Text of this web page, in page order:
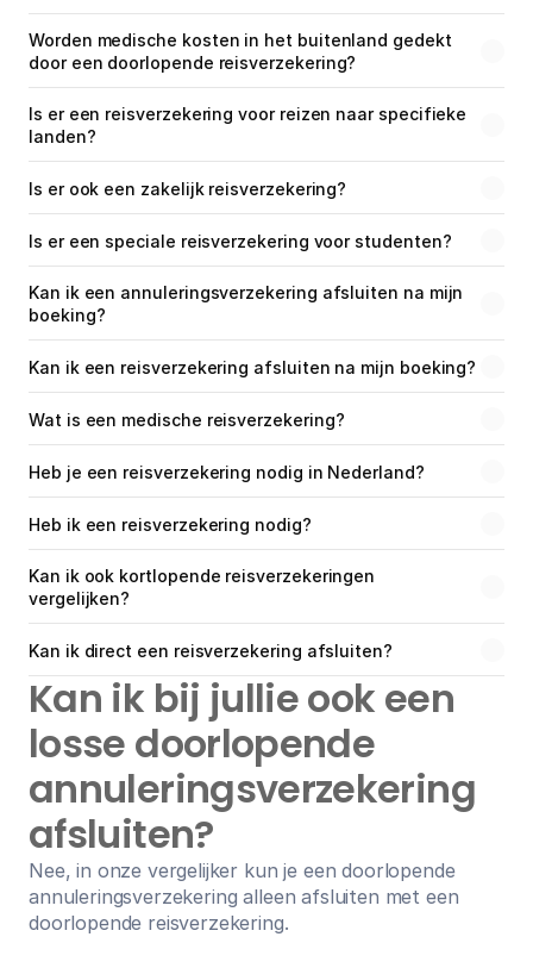
Worden medische kosten in het buitenland gedekt
door een doorlopende reisverzekering?
Is er een reisverzekering voor reizen naar specifieke
landen?
Is er ook een zakelijk reisverzekering?
Is er een speciale reisverzekering voor studenten?
Kan ik een annuleringsverzekering afsluiten na mijn
boeking?
Kan ik een reisverzekering afsluiten na mijn boeking?
Wat is een medische reisverzekering?
Heb je een reisverzekering nodig in Nederland?
Heb ik een reisverzekering nodig?
Kan ik ook kortlopende reisverzekeringen
vergelijken?
Kan ik direct een reisverzekering afsluiten?
Kan ik bij jullie ook een
losse doorlopende
annuleringsverzekering
afsluiten?
Nee, in onze vergelijker kun je een doorlopende
annuleringsverzekering alleen afsluiten met een
doorlopende reisverzekering.